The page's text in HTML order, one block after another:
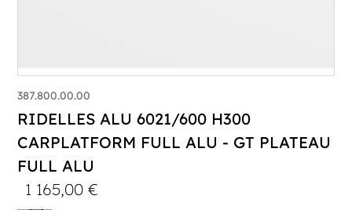
387.800.00.00
RIDELLES ALU 6021/600 H300
CARPLATFORM FULL ALU - GT PLATEAU
FULL ALU
1 165,00€